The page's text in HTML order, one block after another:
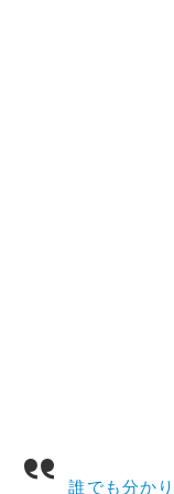
誰でも分か